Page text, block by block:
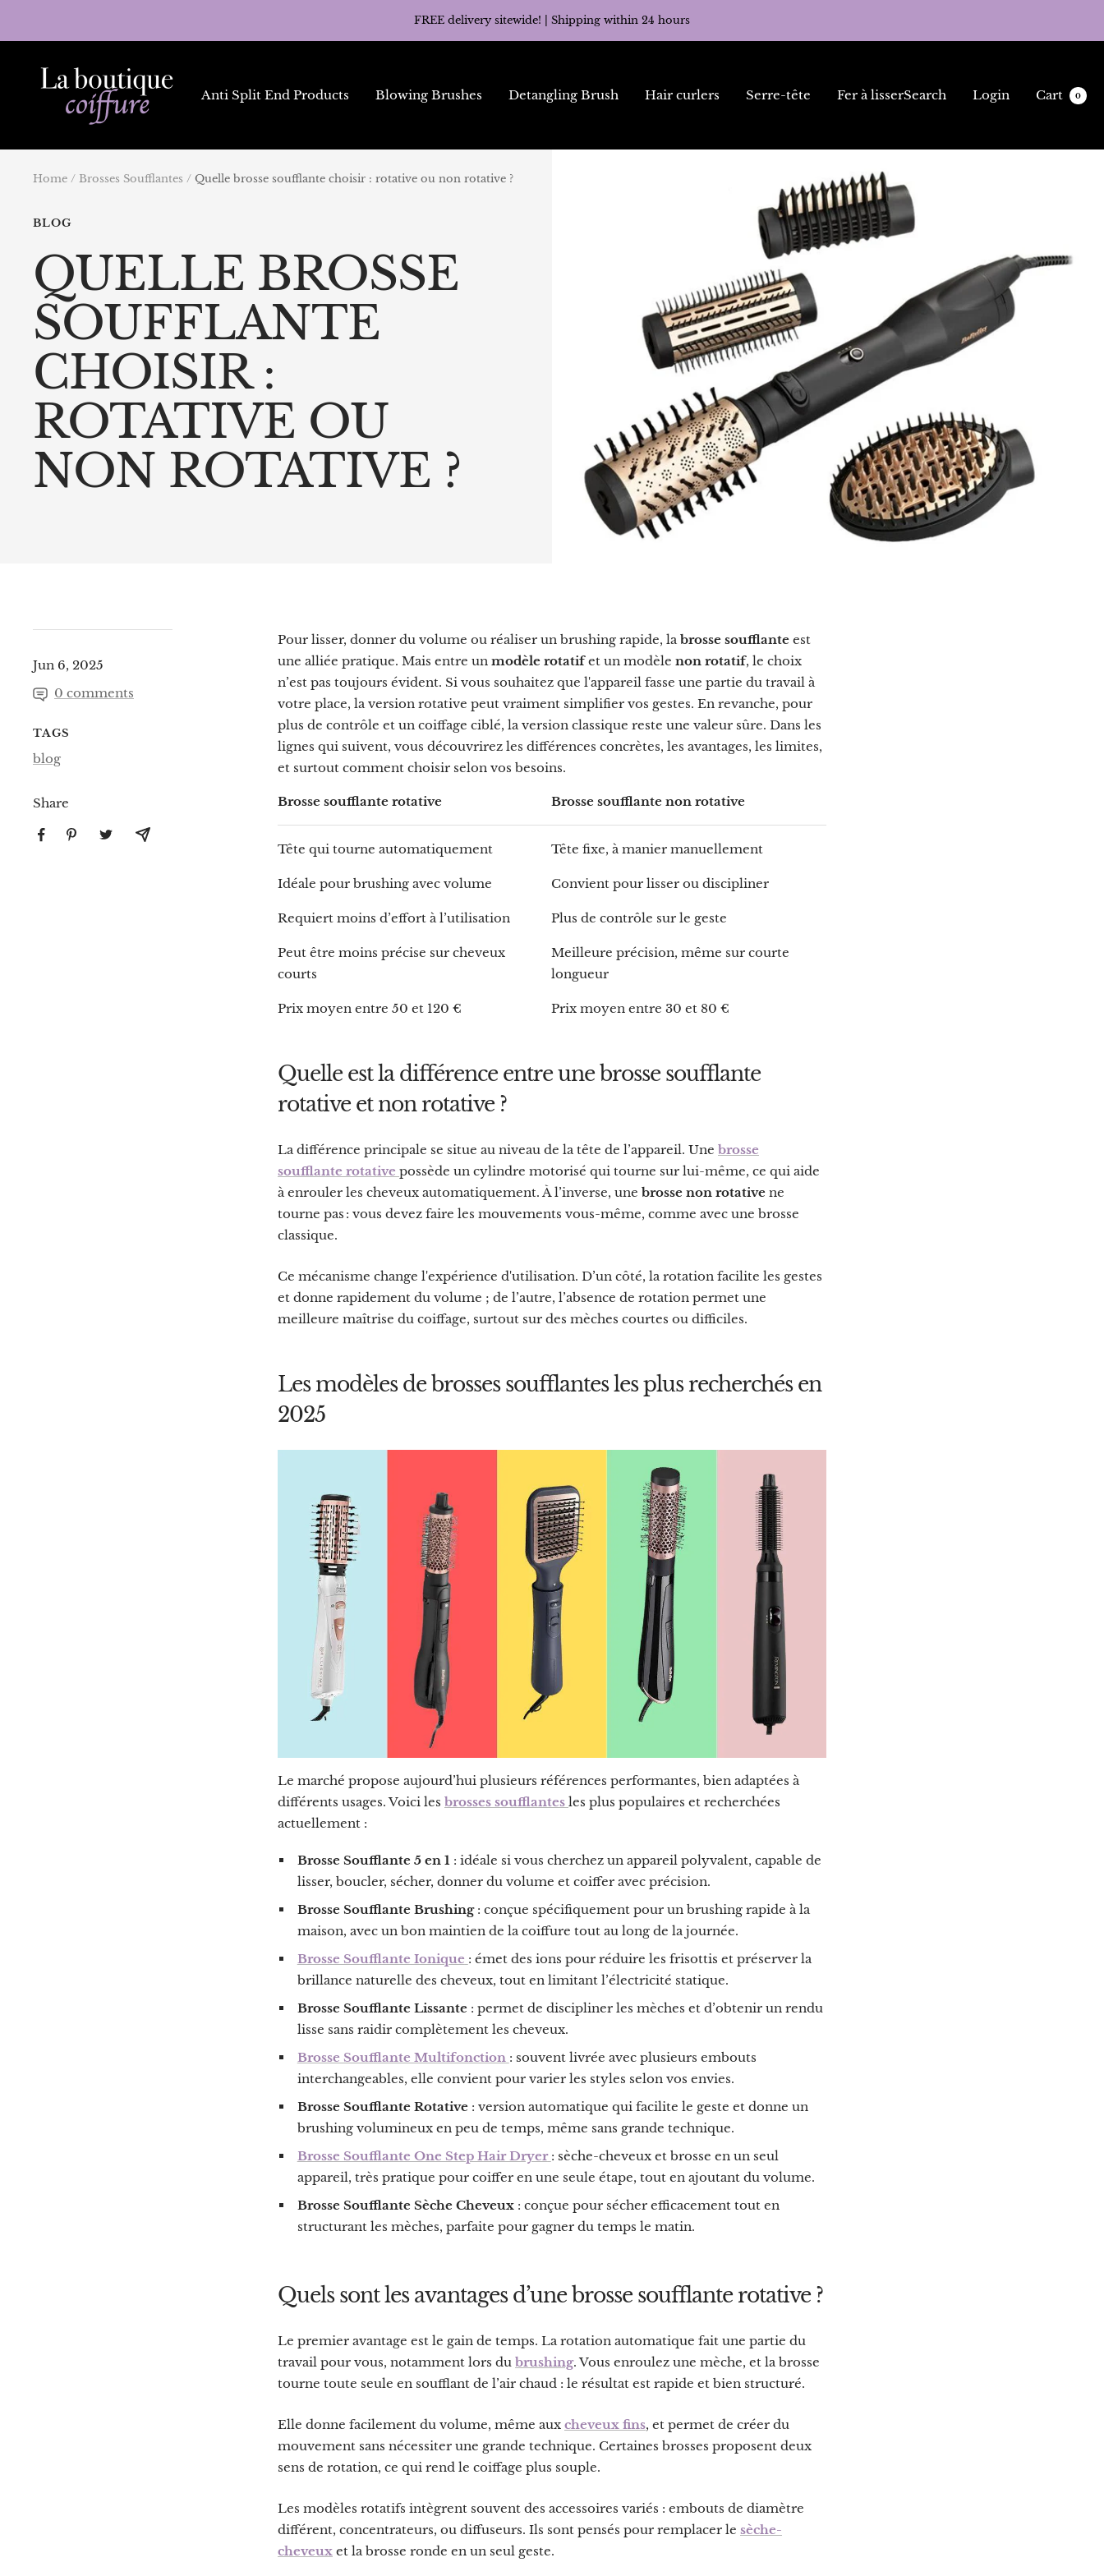
FREE delivery sitewide! | Shipping within 24 hours
Anti Split End Products Blowing Brushes Detangling Brush Hair curlers Serre-tête Fer à lisser
La
Boutique
Coiffure
Search Login Cart 0
Home Brosses Soufflantes Quelle brosse soufflante choisir : rotative ou non rotative ?
BLOG
QUELLE BROSSE
SOUFFLANTE
CHOISIR :
ROTATIVE OU
NON ROTATIVE ?
Jun 6, 2025
0 comments
TAGS
blog
Share
Pour lisser, donner du volume ou réaliser un brushing rapide, labrosse soufflante est
une alliée pratique. Mais entre un modèle rotatifet un modèle non rotatif, le choix
n’est pas toujours évident. Si vous souhaitez que l'appareil fasse une partie du travail à
votre place, la version rotative peut vraiment simplifier vos gestes. En revanche, pour
plus de contrôle et un coiffage ciblé, la version classique reste une valeur sûre. Dans les
lignes qui suivent, vous découvrirez les différences concrètes, les avantages, les limites,
et surtout comment choisir selon vos besoins.
Brosse soufflante rotative Brosse soufflante non rotative
Tête qui tourne automatiquement Tête fixe, à manier manuellement
Idéale pour brushing avec volume Convient pour lisser ou discipliner
Requiert moins d’effort à l’utilisation Plus de contrôle sur le geste
Peut être moins précise sur cheveux
courts
Meilleure précision, même sur courte
longueur
Prix moyen entre 50 et 120 € Prix moyen entre 30 et 80 €
Quelle est la différence entre une brosse soufflante
rotative et non rotative ?
La différence principale se situe au niveau de la tête de l’appareil. Une brosse
soufflante rotative possède un cylindre motorisé qui tourne sur lui-même, ce qui aide
à enrouler les cheveux automatiquement. À l’inverse, une brosse non rotative ne
tourne pas : vous devez faire les mouvements vous-même, comme avec une brosse
classique.
Ce mécanisme change l'expérience d'utilisation. D’un côté, la rotation facilite les gestes
et donne rapidement du volume ; de l’autre, l’absence de rotation permet une
meilleure maîtrise du coiffage, surtout sur des mèches courtes ou difficiles.
Les modèles de brosses soufflantes les plus recherchés en
2025
Le marché propose aujourd’hui plusieurs références performantes, bien adaptées à
différents usages. Voici les brosses soufflantes les plus populaires et recherchées
actuellement :
Brosse Soufflante 5 en 1: idéale si vous cherchez un appareil polyvalent, capable de
lisser, boucler, sécher, donner du volume et coiffer avec précision.
Brosse Soufflante Brushing: conçue spécifiquement pour un brushing rapide à la
maison, avec un bon maintien de la coiffure tout au long de la journée.
Brosse Soufflante Ionique : émet des ions pour réduire les frisottis et préserver la
brillance naturelle des cheveux, tout en limitant l’électricité statique.
Brosse Soufflante Lissante: permet de discipliner les mèches et d’obtenir un rendu
lisse sans raidir complètement les cheveux.
Brosse Soufflante Multifonction : souvent livrée avec plusieurs embouts
interchangeables, elle convient pour varier les styles selon vos envies.
Brosse Soufflante Rotative: version automatique qui facilite le geste et donne un
brushing volumineux en peu de temps, même sans grande technique.
Brosse Soufflante One Step Hair Dryer : sèche-cheveux et brosse en un seul
appareil, très pratique pour coiffer en une seule étape, tout en ajoutant du volume.
Brosse Soufflante Sèche Cheveux: conçue pour sécher efficacement tout en
structurant les mèches, parfaite pour gagner du temps le matin.
Quels sont les avantages d’une brosse soufflante rotative ?
Le premier avantage est le gain de temps. La rotation automatique fait une partie du
travail pour vous, notamment lors du brushing. Vous enroulez une mèche, et la brosse
tourne toute seule en soufflant de l’air chaud : le résultat est rapide et bien structuré.
Elle donne facilement du volume, même aux cheveux fins, et permet de créer du
mouvement sans nécessiter une grande technique. Certaines brosses proposent deux
sens de rotation, ce qui rend le coiffage plus souple.
Les modèles rotatifs intègrent souvent des accessoires variés : embouts de diamètre
différent, concentrateurs, ou diffuseurs. Ils sont pensés pour remplacer le sèche-
cheveux et la brosse ronde en un seul geste.